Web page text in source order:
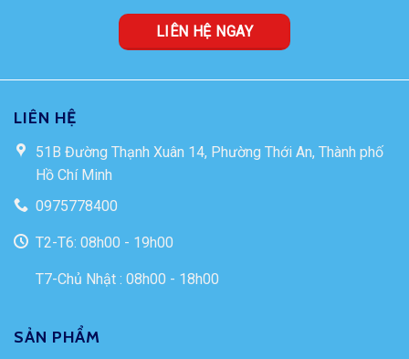
LIÊN HỆ NGAY
LIÊN HỆ
51B Đường Thạnh Xuân 14, Phường Thới An, Thành phố
Hồ Chí Minh
0975778400
T2-T6: 08h00 - 19h00
T7-Chủ Nhật : 08h00 - 18h00
SẢN PHẨM